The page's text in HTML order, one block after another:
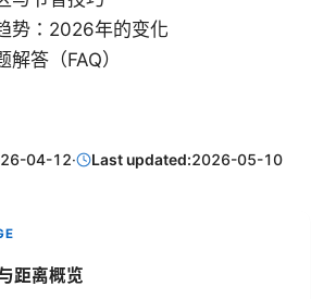
势：2026年的变化
答（FAQ）
04-12· Last updated:2026-05-10
距离概览